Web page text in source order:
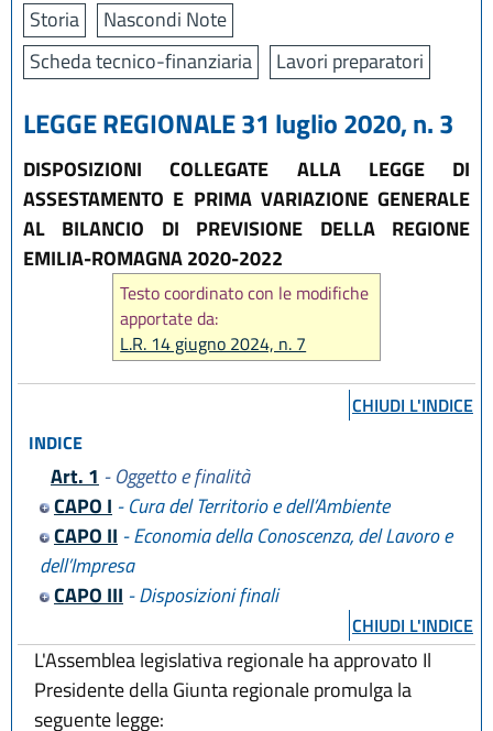
Storia
Nascondi Note
Scheda tecnico-finanziaria
Lavori preparatori
LEGGE REGIONALE 31 luglio 2020, n. 3
DISPOSIZIONI COLLEGATE ALLA LEGGE DI
ASSESTAMENTO E PRIMA VARIAZIONE GENERALE
AL BILANCIO DI PREVISIONE DELLA REGIONE
EMILIA-ROMAGNA 2020-2022
Testo coordinato con le modifiche
apportate da:
L.R. 14 giugno 2024, n. 7
CHIUDI L'INDICE
INDICE
Art. 1 - Oggetto e finalità
CAPO I - Cura del Territorio e dell’Ambiente
CAPO II - Economia della Conoscenza, del Lavoro e
dell’Impresa
CAPO III - Disposizioni finali
CHIUDI L'INDICE
L'Assemblea legislativa regionale ha approvato Il
Presidente della Giunta regionale promulga la
seguente legge: